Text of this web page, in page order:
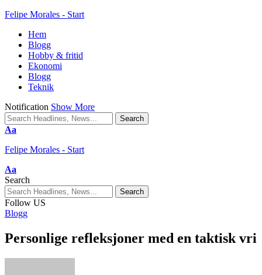
Felipe Morales - Start
Hem
Blogg
Hobby & fritid
Ekonomi
Blogg
Teknik
Notification Show More
Aa
Felipe Morales - Start
Aa
Search
Follow US
Blogg
Personlige refleksjoner med en taktisk vri